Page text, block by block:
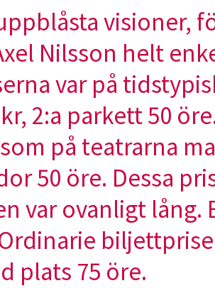
visioner,
Nilsson helt
var på
2:a parkett 50
på teatrarna
50 öre. Dessa
var ovanligt
plats 75 öre.